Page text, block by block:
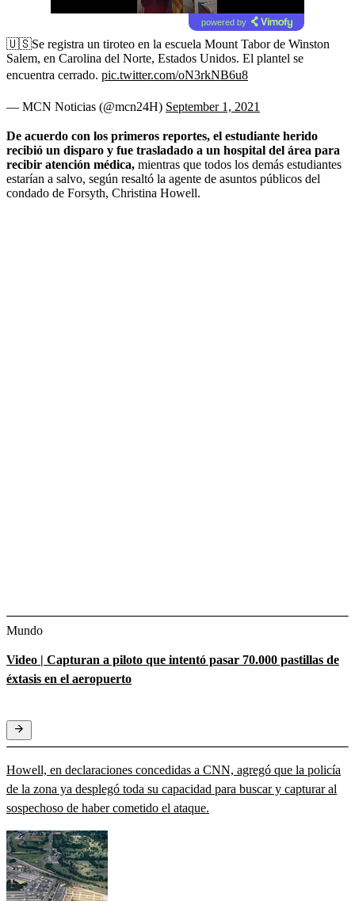
powered by
🇺🇸Se registra un tiroteo en la escuela Mount Tabor de Winston
Salem, en Carolina del Norte, Estados Unidos. El plantel se
encuentra cerrado. pic.twitter.com/oN3rkNB6u8
— MCN Noticias (@mcn24H) September 1, 2021
De acuerdo con los primeros reportes, el estudiante herido
recibió un disparo y fue trasladado a un hospital del área para
recibir atención médica, mientras que todos los demás estudiantes
estarían a salvo, según resaltó la agente de asuntos públicos del
condado de Forsyth, Christina Howell.
Mundo
Video | Capturan a piloto que intentó pasar 70.000 pastillas de
éxtasis en el aeropuerto
Howell, en declaraciones concedidas a CNN, agregó que la policía
de la zona ya desplegó toda su capacidad para buscar y capturar al
sospechoso de haber cometido el ataque.